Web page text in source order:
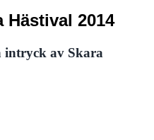
Hästival 2014
intryck av Skara